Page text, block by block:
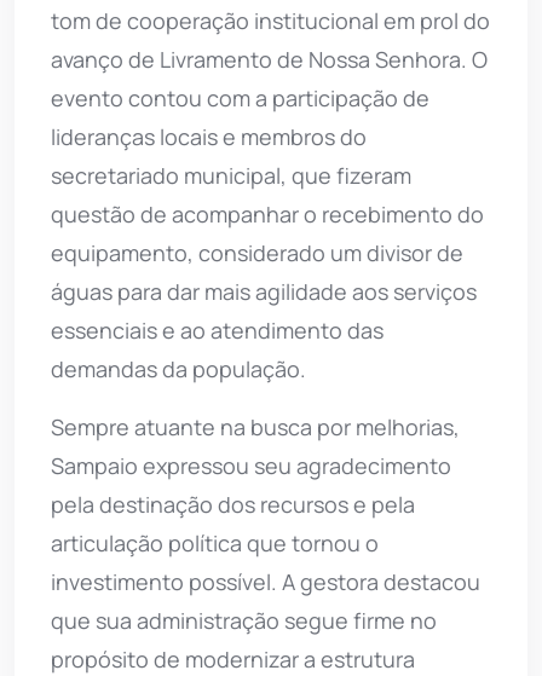
tom de cooperação institucional em prol do
avanço de Livramento de Nossa Senhora. O
evento contou com a participação de
lideranças locais e membros do
secretariado municipal, que fizeram
questão de acompanhar o recebimento do
equipamento, considerado um divisor de
águas para dar mais agilidade aos serviços
essenciais e ao atendimento das
demandas da população.
Sempre atuante na busca por melhorias,
Sampaio expressou seu agradecimento
pela destinação dos recursos e pela
articulação política que tornou o
investimento possível. A gestora destacou
que sua administração segue firme no
propósito de modernizar a estrutura